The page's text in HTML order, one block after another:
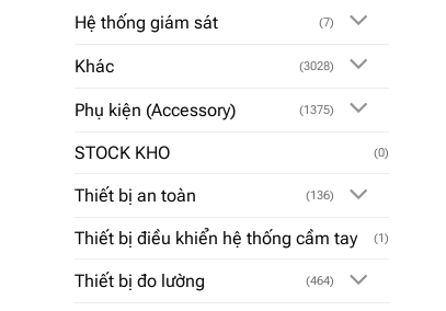
Hệ thống giám sát (7)
Khác (3028)
Phụ kiện (Accessory) (1375)
STOCK KHO (0)
Thiết bị an toàn (136)
Thiết bị điều khiển hệ thống cầm tay (1)
Thiết bị đo lường (464)